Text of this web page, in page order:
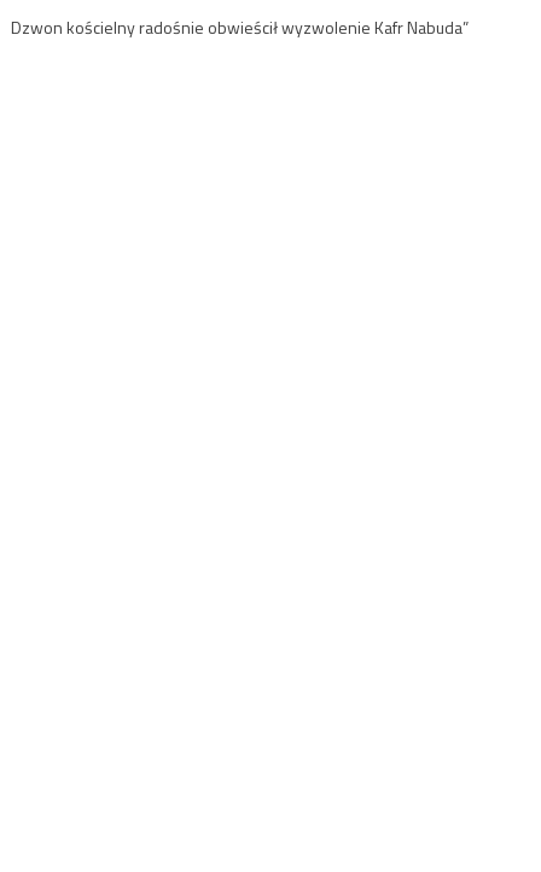
Dzwon kościelny radośnie obwieścił wyzwolenie Kafr Nabuda”